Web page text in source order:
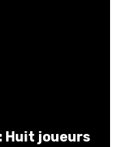
Huit joueurs